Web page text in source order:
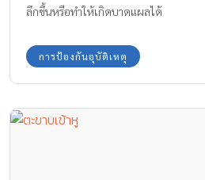
ลึกขึ้นหรือทำให้เกิดบาดแผลได้
การป้องกันอุบัติเหตุ